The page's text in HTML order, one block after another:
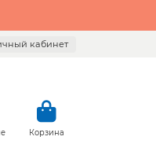
кабинет
Корзина